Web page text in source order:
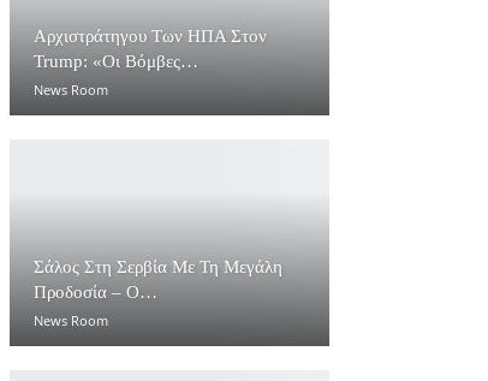
Αρχιστράτηγου Των ΗΠΑ Στον
Trump: «Οι Βόμβες…
News Room
Σάλος Στη Σερβία Με Τη Μεγάλη
Προδοσία – O…
News Room